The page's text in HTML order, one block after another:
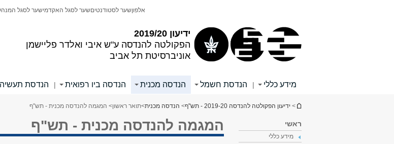
ידיעון 2019/20
הפקולטה להנדסה ע"ש איבי ואלדר פליישמן
אוניברסיטת תל אביב
אלפוןשער לסטודנטיםשער לסגל האקדמישער לסגל
מידע כללי | הנדסת חשמל הנדסה מכנית הנדסה ביו רפואית | הנדסת תעשיה
הינך נמצא כאן
> ידיעון הפקולטה להנדסה 2019-20 - תש"ף > הנדסה מכנית>תואר ראשון> המגמה להנדסה מכנית - תש"ף
ראשי
מידע כללי
המגמה להנדסה מכנית - תש"ף